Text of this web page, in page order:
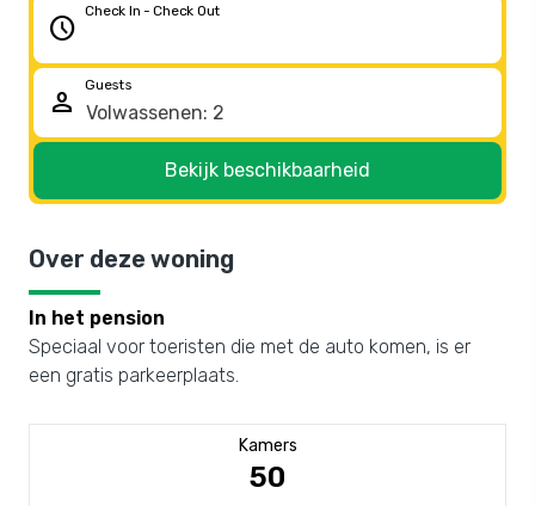
schedule
Check In - Check Out
person
Guests
Bekijk beschikbaarheid
Over deze woning
In het pension
Speciaal voor toeristen die met de auto komen, is er
een gratis parkeerplaats.
Kamers
50